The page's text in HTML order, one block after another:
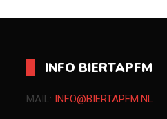
INFO BIERTAPFM
MAIL: INFO@BIERTAPFM.NL